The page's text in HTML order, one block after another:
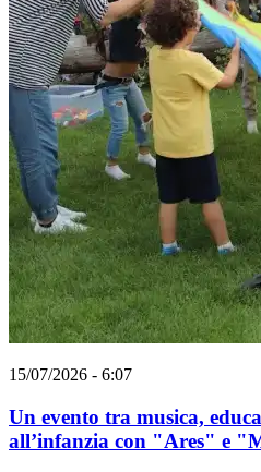
15/07/2026 - 6:07
Un evento tra musica,
all’infanzia con "Ares" e